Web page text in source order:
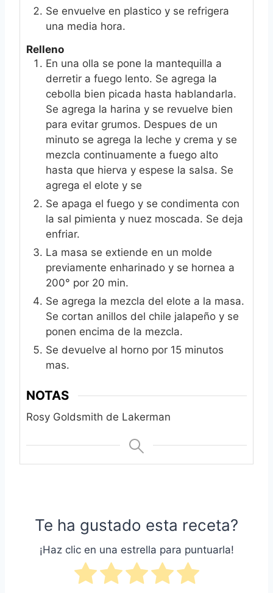
Se envuelve en plastico y se refrigera
una media hora.
Relleno
En una olla se pone la mantequilla a
derretir a fuego lento. Se agrega la
cebolla bien picada hasta hablandarla.
Se agrega la harina y se revuelve bien
para evitar grumos. Despues de un
minuto se agrega la leche y crema y se
mezcla continuamente a fuego alto
hasta que hierva y espese la salsa. Se
agrega el elote y se
Se apaga el fuego y se condimenta con
la sal pimienta y nuez moscada. Se deja
enfriar.
La masa se extiende en un molde
previamente enharinado y se hornea a
200° por 20 min.
Se agrega la mezcla del elote a la masa.
Se cortan anillos del chile jalapeño y se
ponen encima de la mezcla.
Se devuelve al horno por 15 minutos
mas.
NOTAS
Rosy Goldsmith de Lakerman
Te ha gustado esta receta?
¡Haz clic en una estrella para puntuarla!